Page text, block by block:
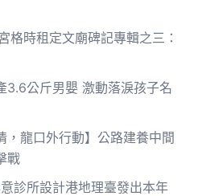
格時租定文廟碑記專輯之三：
3.6公斤男嬰 激動落淚孩子名
，龍口外行動】公路建養中間
戰
診所設計港地理臺發出本年